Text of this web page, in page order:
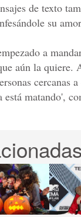
de texto
su
a
aún la quiere.
cercanas
está matando',